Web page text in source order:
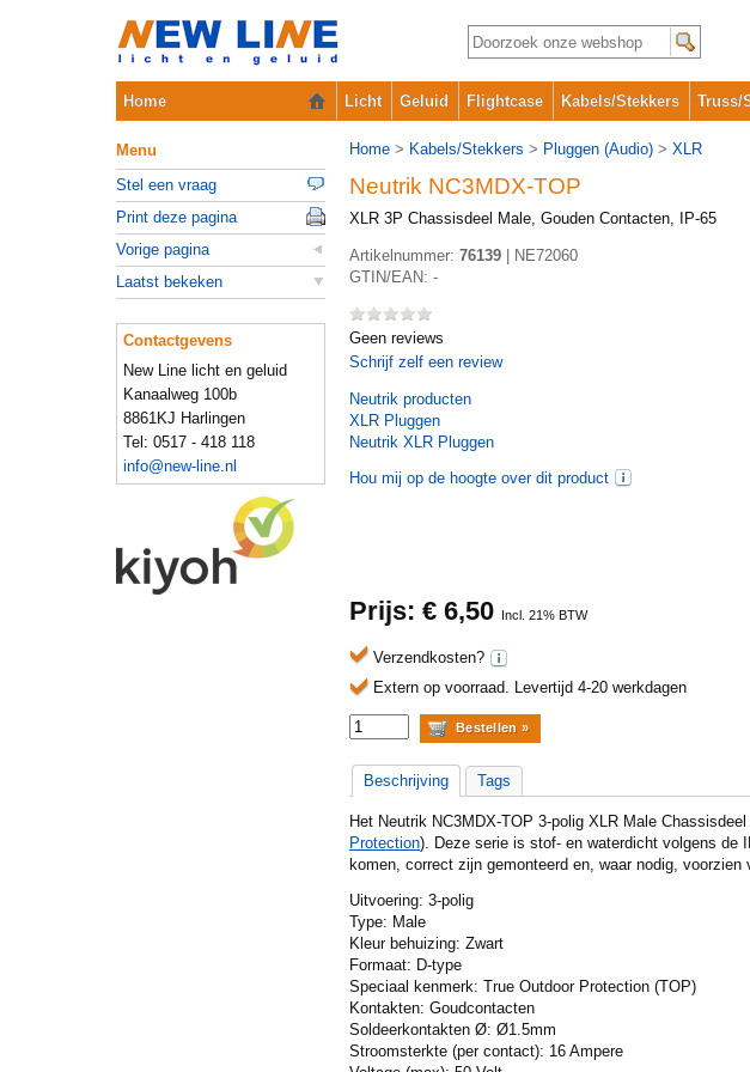
Home Licht Geluid Flightcase Kabels/Stekkers Truss/
Home > Kabels/Stekkers > Pluggen (Audio) > XLR
Neutrik NC3MDX-TOP
XLR 3P Chassisdeel Male, Gouden Contacten, IP-65
Artikelnummer: 76139
NE72060
GTIN/EAN: -
Geen reviews
Schrijf zelf een review
Neutrik producten
XLR Pluggen
Neutrik XLR Pluggen
Hou mij op de hoogte over dit product
Prijs: € 6,50 Incl. 21% BTW
Verzendkosten?
Extern op voorraad. Levertijd 4-20 werkdagen
Beschrijving Tags
Het Neutrik NC3MDX-TOP 3-polig XLR Male
Protection). Deze serie is stof- en waterdicht volgens de
komen, correct zijn gemonteerd en, waar nodig,
Uitvoering: 3-polig
Type: Male
Kleur behuizing: Zwart
Formaat: D-type
Speciaal kenmerk: True Outdoor Protection (TOP)
Kontakten: Goudcontacten
Soldeerkontakten Ø: Ø1.5mm
Stroomsterkte (per contact): 16 Ampere
Menu
Stel een vraag
Print deze pagina
Vorige pagina
Laatst bekeken
Contactgevens
New Line licht en geluid
Kanaalweg 100b
8861KJ Harlingen
Tel: 0517 - 418 118
info@new-line.nl